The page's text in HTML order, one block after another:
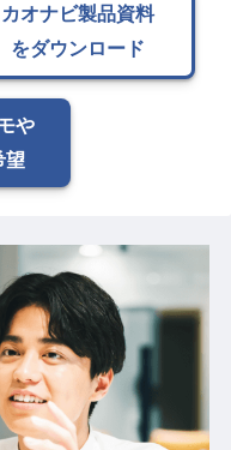
カオナビ製品資料
をダウンロード
や
望